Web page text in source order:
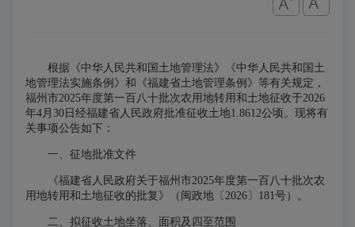
根据《中华人民共和国土地管理法》《中华人民共和国土
地管理法实施条例》和《福建省土地管理条例》等有关规定，
福州市2025年度第一百八十批次农用地转用和土地征收于2026
年4月30日经福建省人民政府批准征收土地1.8612公顷。现将有
关事项公告如下：
一、征地批准文件
《福建省人民政府关于福州市2025年度第一百八十批次农
用地转用和土地征收的批复》（闽政地〔 2026〕181号）。
二、拟征收土地坐落、面积及四至范围